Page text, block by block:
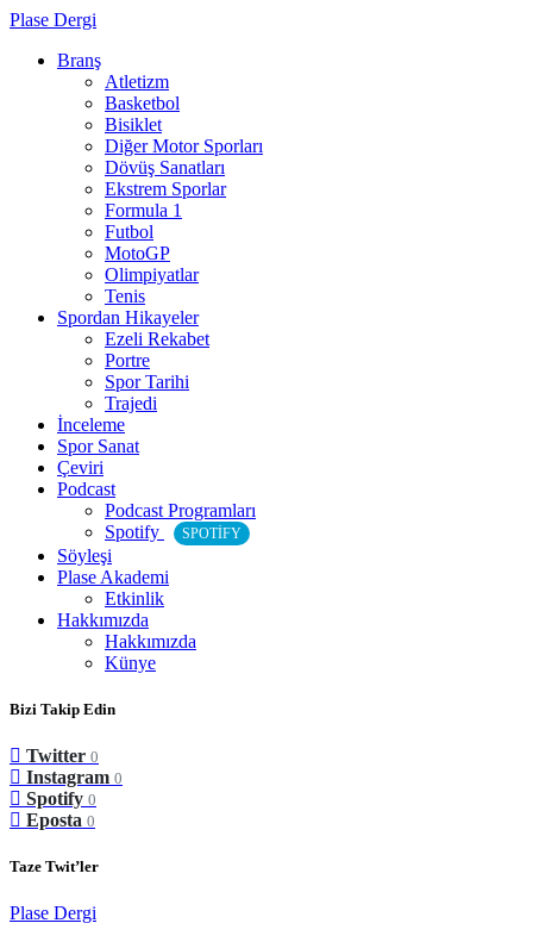
Plase Dergi
Branş
Atletizm
Basketbol
Bisiklet
Diğer Motor Sporları
Dövüş Sanatları
Ekstrem Sporlar
Formula 1
Futbol
MotoGP
Olimpiyatlar
Tenis
Spordan Hikayeler
Ezeli Rekabet
Portre
Spor Tarihi
Trajedi
İnceleme
Spor Sanat
Çeviri
Podcast
Podcast Programları
Spotify
SPOTIFY
Söyleşi
Plase Akademi
Etkinlik
Hakkımızda
Hakkımızda
Künye
Bizi Takip Edin
Twitter 0
Instagram 0
Spotify 0
Eposta 0
Taze Twit’ler
Plase Dergi